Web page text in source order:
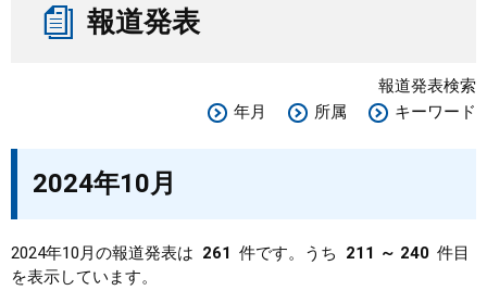
Other Languages
くらし・環境
教育・文化・スポーツ
報道発表
報道発表検索
年月
所属 キーワード
2024年10月
2024年10月の報道発表は 261 件です。うち 211 ～ 240 件目
を表示しています。